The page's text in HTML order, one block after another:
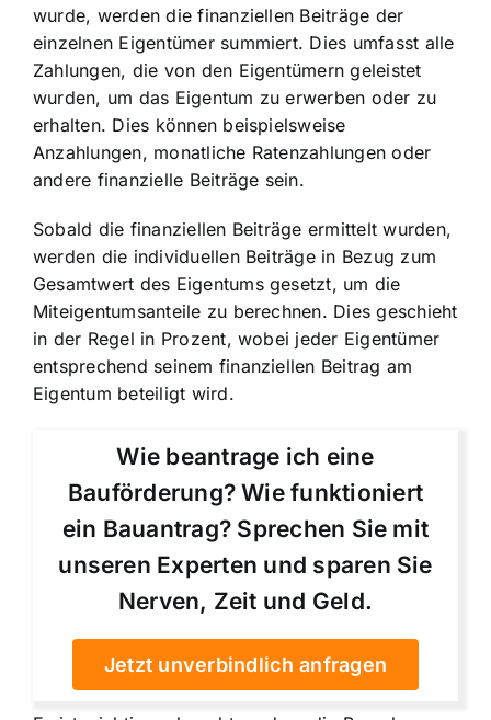
wurde, werden die finanziellen Beiträge der
einzelnen Eigentümer summiert. Dies umfasst alle
Zahlungen, die von den Eigentümern geleistet
wurden, um das Eigentum zu erwerben oder zu
erhalten. Dies können beispielsweise
Anzahlungen, monatliche Ratenzahlungen oder
andere finanzielle Beiträge sein.
Sobald die finanziellen Beiträge ermittelt wurden,
werden die individuellen Beiträge in Bezug zum
Gesamtwert des Eigentums gesetzt, um die
Miteigentumsanteile zu berechnen. Dies geschieht
in der Regel in Prozent, wobei jeder Eigentümer
entsprechend seinem finanziellen Beitrag am
Eigentum beteiligt wird.
Wie beantrage ich eine
Bauförderung? Wie funktioniert
ein Bauantrag? Sprechen Sie mit
unseren Experten und sparen Sie
Nerven, Zeit und Geld.
Jetzt unverbindlich anfragen